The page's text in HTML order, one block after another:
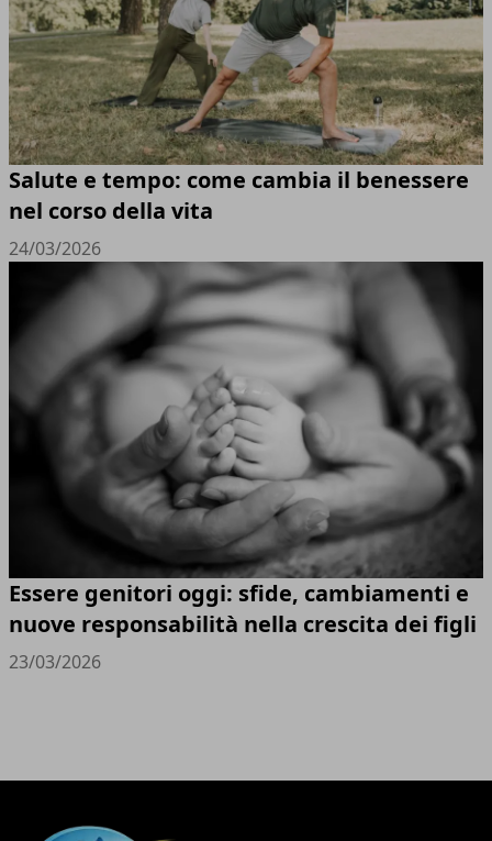
Salute e tempo: come cambia il benessere
nel corso della vita
24/03/2026
Essere genitori oggi: sfide, cambiamenti e
nuove responsabilità nella crescita dei figli
23/03/2026